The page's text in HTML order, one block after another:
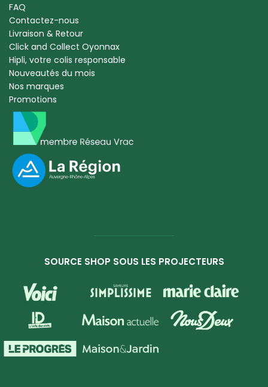
FAQ
Contactez-nous
Livraison & Retour
Click and Collect Oyonnax
Hipli, votre colis responsable
Nouveautés du mois
Nos marques
Promotions
SOURCE SHOP SOUS LES PROJECTEURS